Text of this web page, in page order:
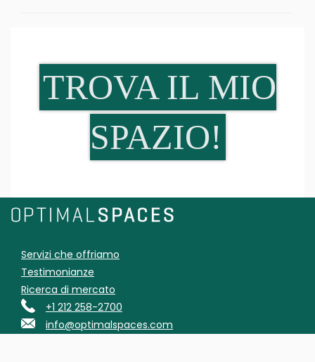
TROVA IL MIO
SPAZIO!
Servizi che offriamo
Testimonianze
Ricerca di mercato
+1 212 258-2700
info@optimalspaces.com